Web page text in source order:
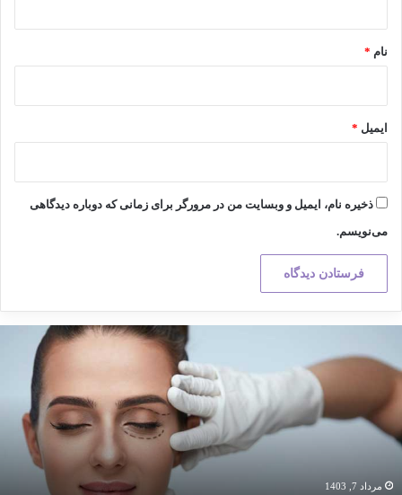
نام *
ایمیل *
ذخیره نام، ایمیل و وبسایت من در مرورگر برای زمانی که دوباره دیدگاهی
می‌نویسم.
مهم
جراحی
پلاستیک
و
بیمارمرداد 7, 1403